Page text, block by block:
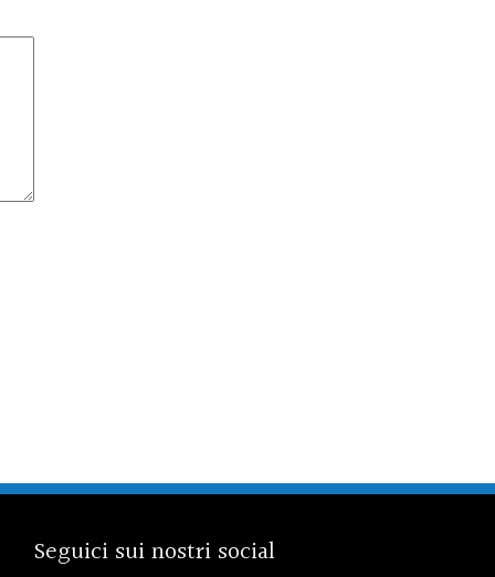
Seguici sui nostri social